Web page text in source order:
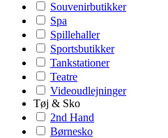
Souvenirbutikker
Spa
Spillehaller
Sportsbutikker
Tankstationer
Teatre
Videoudlejninger
Tøj & Sko
2nd Hand
Børnesko